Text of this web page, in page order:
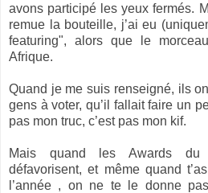
avons participé les yeux fermés.
remue la bouteille, j’ai eu
featuring", alors que le
Afrique.
Quand je me suis renseigné, ils
gens à voter, qu’il fallait faire un
pas mon truc, c’est pas mon kif.
Mais quand les Awards du
défavorisent, et même quand
l’année , on ne te le donne